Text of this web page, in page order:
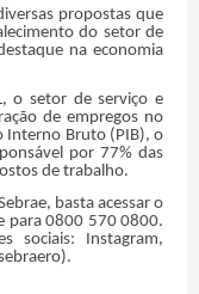
propostas que
do setor de
na economia
o setor de serviço e
de empregos no
Interno Bruto (PIB), o
por 77% das
de trabalho.
basta acessar o
para 0800 570 0800.
sociais: Instagram,